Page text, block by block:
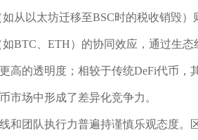
从以太坊迁移至BSC时的税收销毁
BTC、ETH）的协同效应，通过生
高的透明度；相较于传统DeFi代币
市场中形成了差异化竞争力。
和团队执行力普遍持谨慎乐观态度。